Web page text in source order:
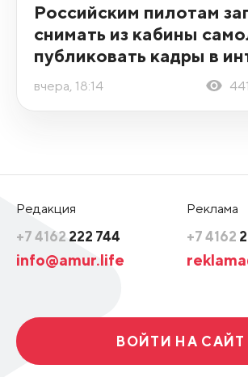
Российским пилотам
снимать из кабины
публиковать кадры в
вчера, 18:14 441
Редакция
+7 4162 222 744
info@amur.life
Реклама
+7 4162
ВОЙТИ НА САЙТ